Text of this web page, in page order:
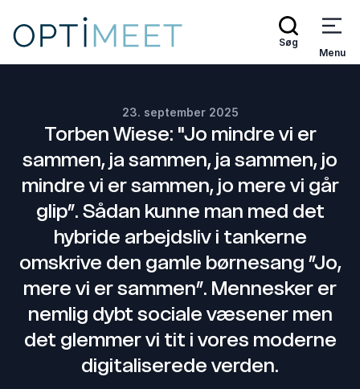
Søg
Menu
23. september 2025
Torben Wiese: "Jo mindre vi er
sammen, ja sammen, ja sammen, jo
mindre vi er sammen, jo mere vi går
glip”. Sådan kunne man med det
hybride arbejdsliv i tankerne
omskrive den gamle børnesang ”Jo,
mere vi er sammen”. Mennesker er
nemlig dybt sociale væsener men
det glemmer vi tit i vores moderne
digitaliserede verden.